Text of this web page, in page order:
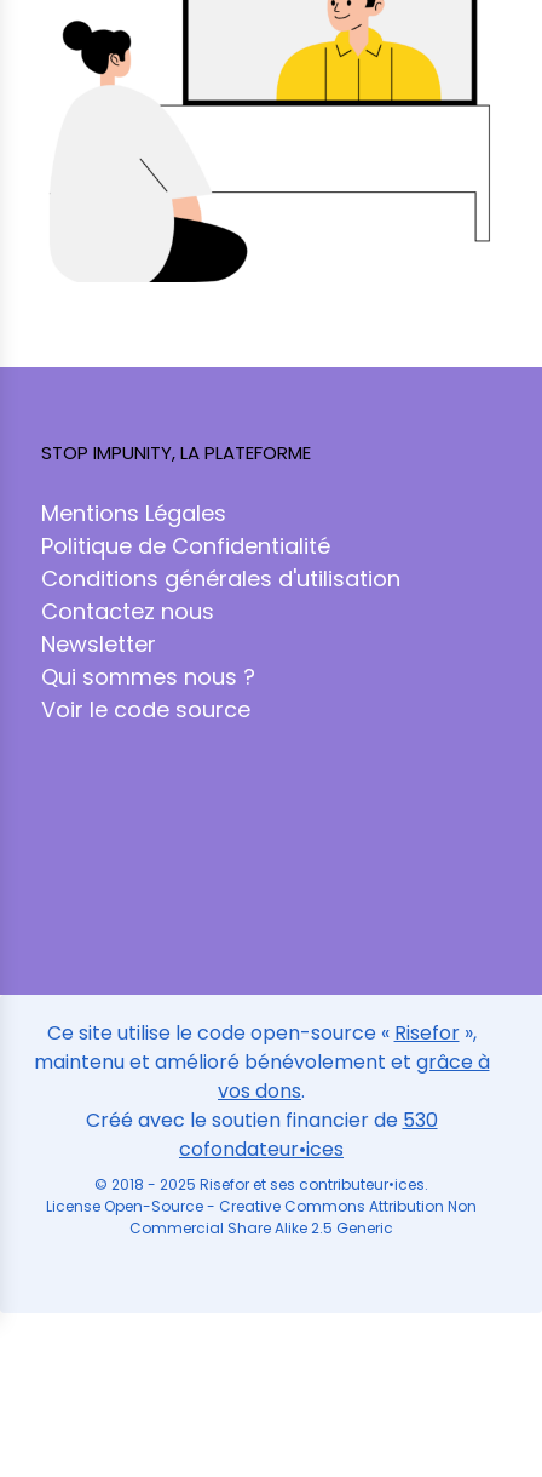
STOP IMPUNITY, LA PLATEFORME
Mentions Légales
Politique de Confidentialité
Conditions générales d'utilisation
Contactez nous
Newsletter
Qui sommes nous ?
Voir le code source
Ce site utilise le code open-source « Risefor»,
maintenu et amélioré bénévolement et grâce à
vos dons.
Créé avec le soutien financier de 530
cofondateur•ices
© 2018 - 2025 Risefor et ses contributeur•ices.
License Open-Source - Creative Commons Attribution Non
Commercial Share Alike 2.5 Generic